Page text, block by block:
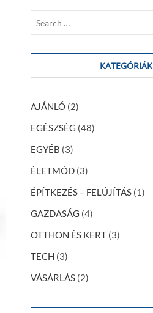
KATEGÓRIÁK
AJÁNLÓ (2)
EGÉSZSÉG (48)
EGYÉB (3)
ÉLETMÓD (3)
ÉPÍTKEZÉS – FELÚJÍTÁS (1)
GAZDASÁG (4)
OTTHON ÉS KERT (3)
TECH (3)
VÁSÁRLÁS (2)